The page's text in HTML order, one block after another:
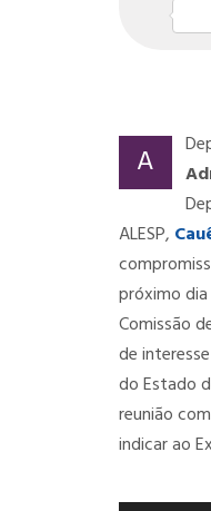
A
ALESP,
próximo
Comissão
de
do Estado
reunião
indicar ao